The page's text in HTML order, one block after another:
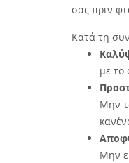
σας πριν
Κατά τη
με το
Μην
Μην